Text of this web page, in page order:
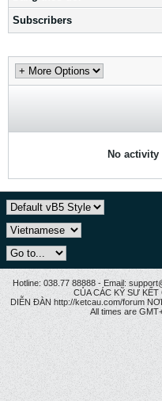
Subscribers
No
Hotline: 038.77 88888 - Email:
CỦA CÁC KỸ SƯ
DIỄN ĐÀN http://ketcau.com/forum
All times are